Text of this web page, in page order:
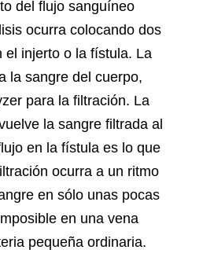
del flujo sanguíneo
ocurra colocando dos
el injerto o la fístula. La
la sangre del cuerpo,
para la filtración. La
la sangre filtrada al
en la fístula es lo que
ocurra a un ritmo
en sólo unas pocas
en una vena
pequeña ordinaria.